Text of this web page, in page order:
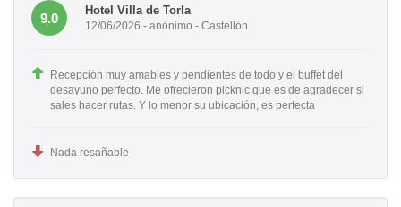
9.0
Hotel Villa de Torla
12/06/2026 - anónimo - Castellón
Recepción muy amables y pendientes de todo y el buffet del
desayuno perfecto. Me ofrecieron picknic que es de agradecer si
sales hacer rutas. Y lo menor su ubicación, es perfecta
Nada resañable